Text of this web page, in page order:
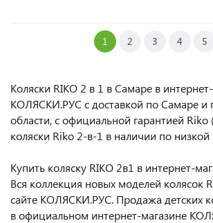
1 2 3 4 5
Коляски RIKO 2 в 1 в Самаре в
КОЛЯСКИ.РУС с доставкой по Самаре и
области, с официальной гарантией
коляски Riko 2-в-1 в наличии по низкой
Купить коляску RIKO 2в1 в интернет-
Вся коллекция новых моделей колясок
сайте КОЛЯСКИ.РУС. Продажа детских
в официальном интернет-магазине